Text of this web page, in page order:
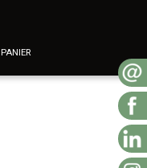
PANIER